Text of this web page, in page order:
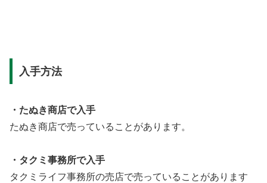
入手方法
・たぬき商店で入手
たぬき商店で売っていることがあります。
・タクミ事務所で入手
タクミライフ事務所の売店で売っていることがあります